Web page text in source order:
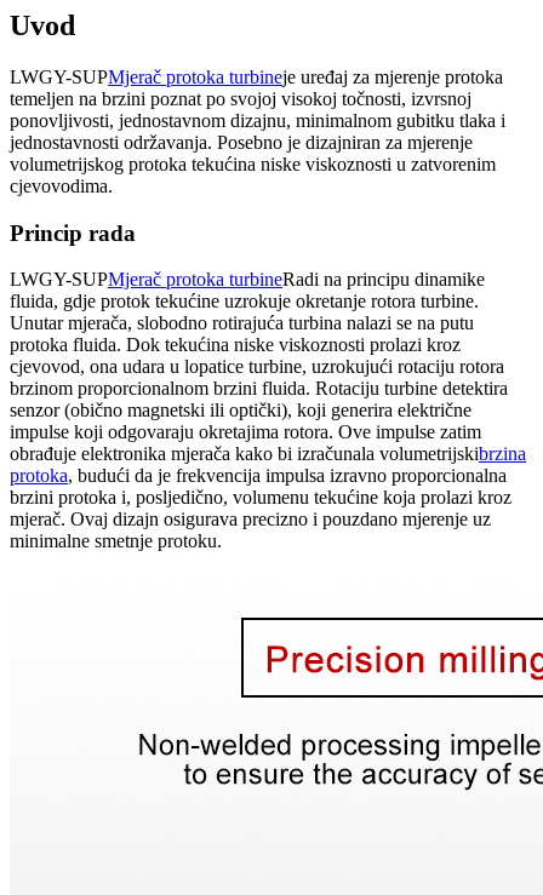
Uvod
LWGY-SUPMjerač protoka turbineje uređaj za mjerenje protoka
temeljen na brzini poznat po svojoj visokoj točnosti, izvrsnoj
ponovljivosti, jednostavnom dizajnu, minimalnom gubitku tlaka i
jednostavnosti održavanja. Posebno je dizajniran za mjerenje
volumetrijskog protoka tekućina niske viskoznosti u zatvorenim
cjevovodima.
Princip rada
LWGY-SUPMjerač protoka turbineRadi na principu dinamike
fluida, gdje protok tekućine uzrokuje okretanje rotora turbine.
Unutar mjerača, slobodno rotirajuća turbina nalazi se na putu
protoka fluida. Dok tekućina niske viskoznosti prolazi kroz
cjevovod, ona udara u lopatice turbine, uzrokujući rotaciju rotora
brzinom proporcionalnom brzini fluida. Rotaciju turbine detektira
senzor (obično magnetski ili optički), koji generira električne
impulse koji odgovaraju okretajima rotora. Ove impulse zatim
obrađuje elektronika mjerača kako bi izračunala volumetrijskibrzina
protoka, budući da je frekvencija impulsa izravno proporcionalna
brzini protoka i, posljedično, volumenu tekućine koja prolazi kroz
mjerač. Ovaj dizajn osigurava precizno i ​​pouzdano mjerenje uz
minimalne smetnje protoku.